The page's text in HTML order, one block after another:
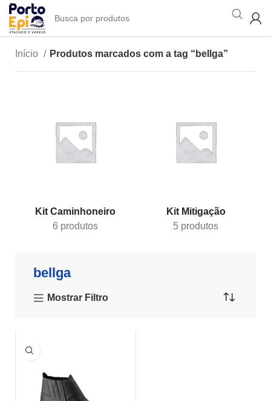
Início Produtos marcados com a tag “bellga”
Kit Caminhoneiro
6 produtos
Kit Mitigação
5 produtos
bellga
Mostrar Filtro